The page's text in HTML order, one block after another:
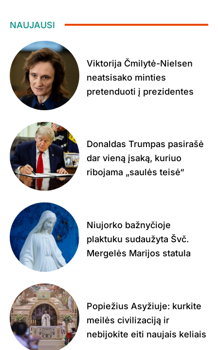
NAUJAUSI
Viktorija Čmilytė-Nielsen
neatsisako minties
pretenduoti į prezidentes
Donaldas Trumpas pasirašė
dar vieną įsaką, kuriuo
ribojama „saulės teisė“
Niujorko bažnyčioje
plaktuku sudaužyta Švč.
Mergelės Marijos statula
Popiežius Asyžiuje: kurkite
meilės civilizaciją ir
nebijokite eiti naujais keliais